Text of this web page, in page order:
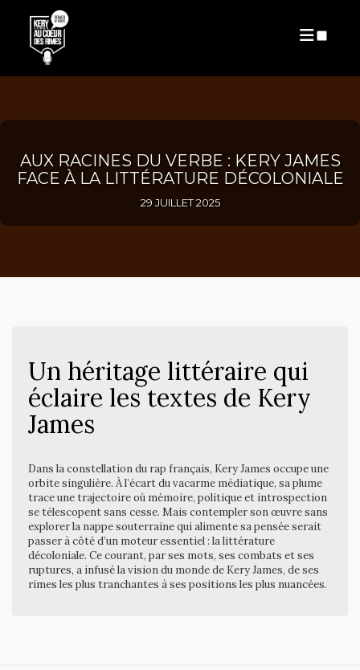
PUBLICATIONS
AUX RACINES DU VERBE : KERY JAMES
FACE À LA LITTÉRATURE DÉCOLONIALE
29 JUILLET 2025
Un héritage littéraire qui
éclaire les textes de Kery
James
Dans la constellation du rap français, Kery James occupe une
orbite singulière. À l’écart du vacarme médiatique, sa plume
trace une trajectoire où mémoire, politique et introspection
se télescopent sans cesse. Mais contempler son œuvre sans
explorer la nappe souterraine qui alimente sa pensée serait
passer à côté d’un moteur essentiel : la littérature
décoloniale. Ce courant, par ses mots, ses combats et ses
ruptures, a infusé la vision du monde de Kery James, de ses
rimes les plus tranchantes à ses positions les plus nuancées.